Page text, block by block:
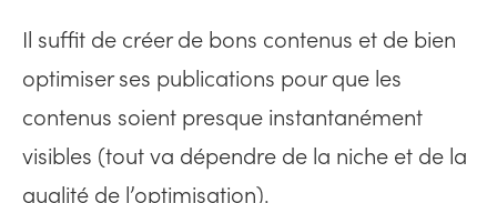
Il suffit de créer de bons contenus et de bien
optimiser ses publications pour que les
contenus soient presque instantanément
visibles (tout va dépendre de la niche et de la
qualité de l’optimisation).